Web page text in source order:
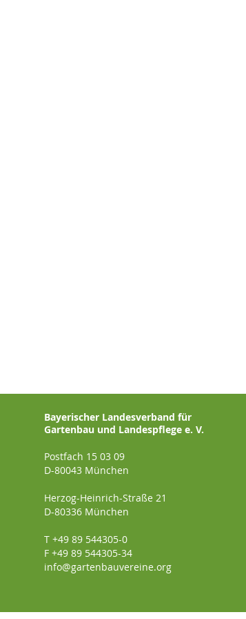
Bayerischer Landesverband für
Gartenbau und Landespflege e. V.
Postfach 15 03 09
D-80043 München
Herzog-Heinrich-Straße 21
D-80336 München
T +49 89 544305-0
F +49 89 544305-34
info@gartenbauvereine.org